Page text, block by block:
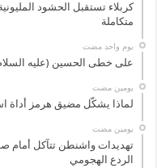
كربلاء تستقبل الحشود
متكاملة
‏يوم واحد مضت
على خطى الحسين (عليه
‏يومين مضت
لماذا يشكّل مضيق هرمز أداة
‏يومين مضت
تهديدات واشنطن تتآكل أمام
الردع الهجومي